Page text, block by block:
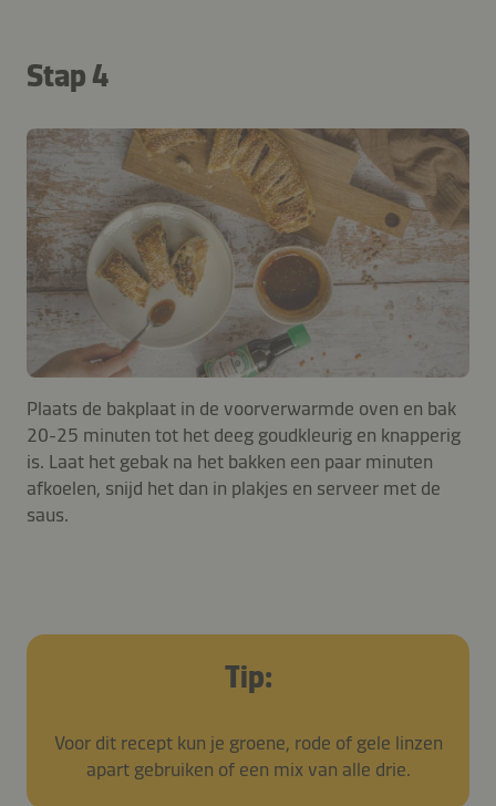
Stap 4
Plaats de bakplaat in de voorverwarmde oven en bak
20-25 minuten tot het deeg goudkleurig en knapperig
is. Laat het gebak na het bakken een paar minuten
afkoelen, snijd het dan in plakjes en serveer met de
saus.
Tip:
Voor dit recept kun je groene, rode of gele linzen
apart gebruiken of een mix van alle drie.